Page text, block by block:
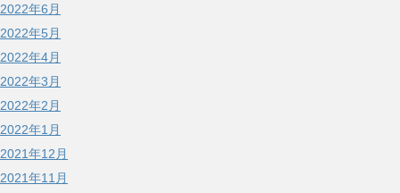
2022年6月
2022年5月
2022年4月
2022年3月
2022年2月
2022年1月
2021年12月
2021年11月